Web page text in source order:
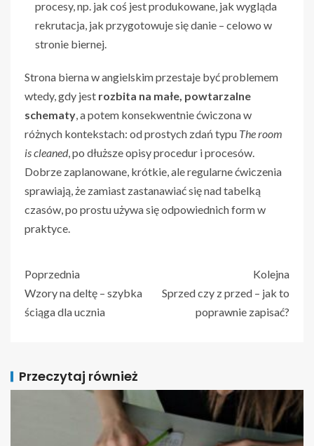
procesy, np. jak coś jest produkowane, jak wygląda
rekrutacja, jak przygotowuje się danie – celowo w
stronie biernej.
Strona bierna w angielskim przestaje być problemem
wtedy, gdy jest rozbita na małe, powtarzalne
schematy, a potem konsekwentnie ćwiczona w
różnych kontekstach: od prostych zdań typu The room
is cleaned, po dłuższe opisy procedur i procesów.
Dobrze zaplanowane, krótkie, ale regularne ćwiczenia
sprawiają, że zamiast zastanawiać się nad tabelką
czasów, po prostu używa się odpowiednich form w
praktyce.
Poprzednia
Wzory na deltę – szybka
ściąga dla ucznia
Kolejna
Sprzed czy z przed – jak to
poprawnie zapisać?
Przeczytaj również